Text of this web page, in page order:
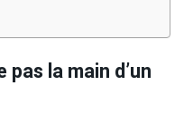
la main d’un